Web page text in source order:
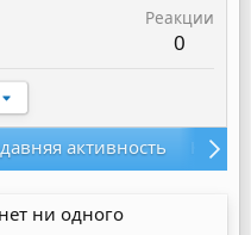
Реакции
0
активность
ни одного